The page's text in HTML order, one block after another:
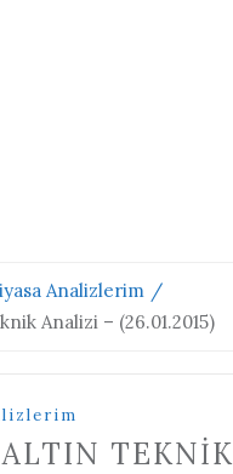
Analizlerim
Analizi – (26.01.2015)
TEKNIK